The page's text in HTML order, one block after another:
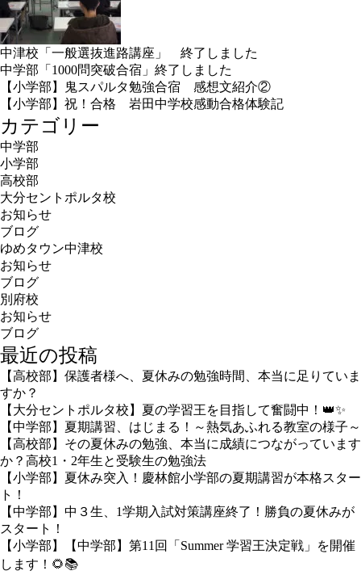
中津校「一般選抜進路講座」 終了しました
中学部「1000問突破合宿」終了しました
【小学部】鬼スパルタ勉強合宿 感想文紹介②
【小学部】祝！合格 岩田中学校感動合格体験記
カテゴリー
中学部
小学部
高校部
大分セントポルタ校
お知らせ
ブログ
ゆめタウン中津校
お知らせ
ブログ
別府校
お知らせ
ブログ
最近の投稿
【高校部】保護者様へ、夏休みの勉強時間、本当に足りていま
すか？
【大分セントポルタ校】夏の学習王を目指して奮闘中！👑✨
【中学部】夏期講習、はじまる！～熱気あふれる教室の様子～
【高校部】その夏休みの勉強、本当に成績につながっています
か？高校1・2年生と受験生の勉強法
【小学部】夏休み突入！慶林館小学部の夏期講習が本格スター
ト！
【中学部】中３生、1学期入試対策講座終了！勝負の夏休みが
スタート！
【小学部】【中学部】第11回「Summer 学習王決定戦」を開催
します！🌻📚